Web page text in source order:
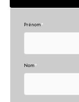
Prénom*
Nom*